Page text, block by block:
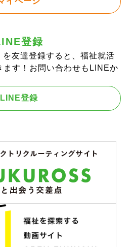
登録
を友達登録すると、福祉就活
ます！お問い合わせもLINEか
LINE登録